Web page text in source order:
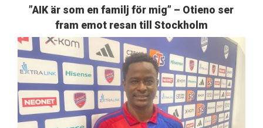
”AIK är som en familj för mig” – Otieno ser
fram emot resan till Stockholm